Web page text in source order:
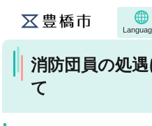
消防団員の処
て